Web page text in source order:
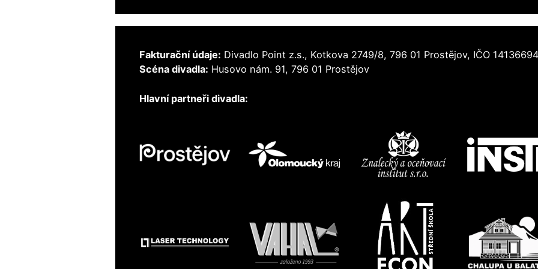
Fakturační údaje: Divadlo Point z.s., Kotkova 2749/8, 796 01 Prostějov, IČO 14136694
Scéna divadla: Husovo nám. 91, 796 01 Prostějov
Hlavní partneři divadla: